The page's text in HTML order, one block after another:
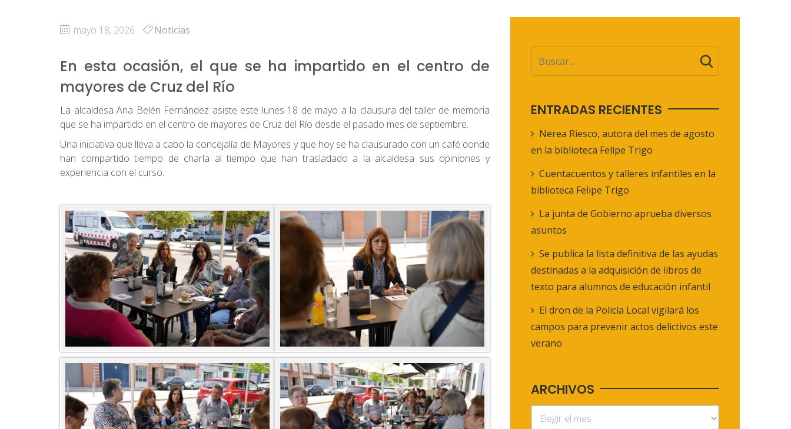
mayo 18, 2026 Noticias
En esta ocasión, el que se ha impartido en el centro de
mayores de Cruz del Río
La alcaldesa Ana Belén Fernández asiste este lunes 18 de mayo a la clausura del taller de memoria
que se ha impartido en el centro de mayores de Cruz del Río desde el pasado mes de septiembre.
Una iniciativa que lleva a cabo la concejalía de Mayores y que hoy se ha clausurado con un café donde
han compartido tiempo de charla al tiempo que han trasladado a la alcaldesa sus opiniones y
experiencia con el curso.
ENTRADAS RECIENTES
Nerea Riesco, autora del mes de agosto
en la biblioteca Felipe Trigo
Cuentacuentos y talleres infantiles en la
biblioteca Felipe Trigo
La junta de Gobierno aprueba diversos
asuntos
Se publica la lista definitiva de las ayudas
destinadas a la adquisición de libros de
texto para alumnos de educación infantil
El dron de la Policía Local vigilará los
campos para prevenir actos delictivos este
verano
ARCHIVOS